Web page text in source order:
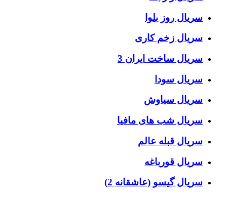
سریال روز بلوا
سریال زخم کاری
سریال ساخت ایران 3
سریال سودا
سریال سیاوش
سریال شب های مافیا
سریال قبله عالم
سریال قورباغه
سریال گیسو (عاشقانه 2)